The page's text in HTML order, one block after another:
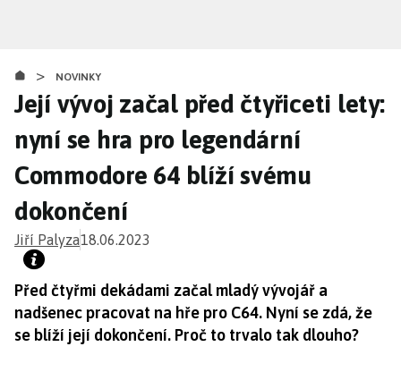
obsahu
> NOVINKY
Její vývoj začal před čtyřiceti lety:
nyní se hra pro legendární
Commodore 64 blíží svému
dokončení
Jiří Palyza18.06.2023
Před čtyřmi dekádami začal mladý vývojář a
nadšenec pracovat na hře pro C64. Nyní se zdá, že
se blíží její dokončení. Proč to trvalo tak dlouho?